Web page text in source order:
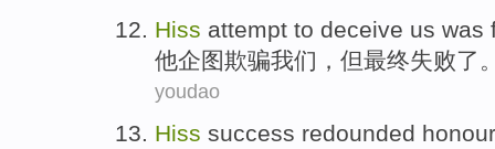
Hiss attempt to deceive us was
他企图欺骗我们 ，但最终失败了
youdao
Hiss success redounded